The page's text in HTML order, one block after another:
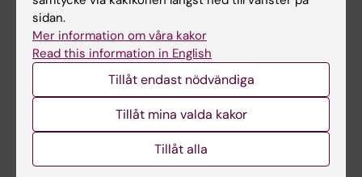
Ladok
Canvas
Studentmejlen
Kurs- och programwebbar
sidan.
Mer information om våra kakor
Read this information in English
Tillåt endast nödvändiga
Tillåt mina valda kakor
Tillåt alla